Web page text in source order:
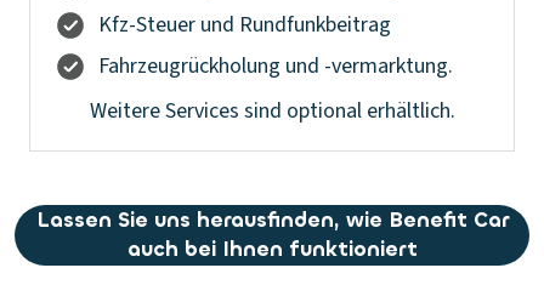
Kfz-Steuer und Rundfunkbeitrag
Fahrzeugrückholung und -vermarktung.
Weitere Services sind optional erhältlich.
Lassen Sie uns herausfinden, wie Benefit Car
auch bei Ihnen funktioniert